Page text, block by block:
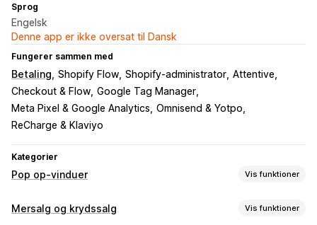
Sprog
Engelsk
Denne app er ikke oversat til Dansk
Fungerer sammen med
Betaling Shopify Flow Shopify-administrator Attentive
Checkout & Flow Google Tag Manager
Meta Pixel & Google Analytics Omnisend & Yotpo
ReCharge & Klaviyo
Kategorier
Pop op-vinduer Vis funktioner
Typer af pop op-vinduer
Mersalg og krydssalg Vis funktioner